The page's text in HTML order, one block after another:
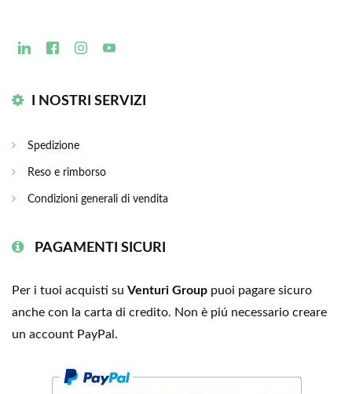
I NOSTRI SERVIZI
Spedizione
Reso e rimborso
Condizioni generali di vendita
PAGAMENTI SICURI
Per i tuoi acquisti su Venturi Group puoi pagare sicuro
anche con la carta di credito. Non è piú necessario creare
un account PayPal.